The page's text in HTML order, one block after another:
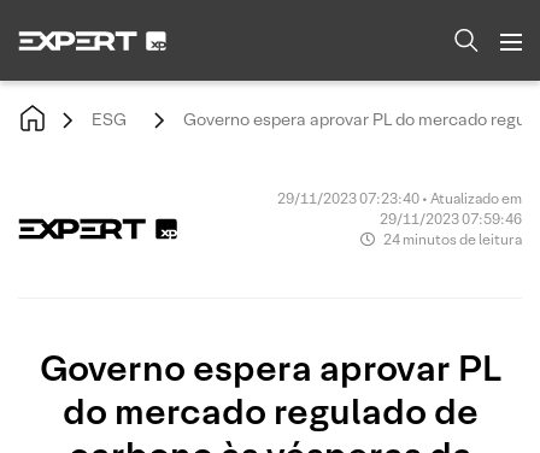
ESG Governo espera aprovar PL do mercado
29/11/2023 07:23:40 • Atualizado em
29/11/2023 07:59:46
24 minutos de leitura
Governo espera aprovar PL
do mercado regulado de